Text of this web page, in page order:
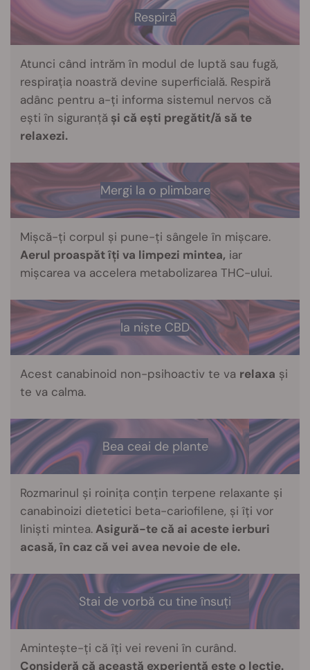
Respiră
Atunci când intrăm în modul de luptă sau fugă,
respirația noastră devine superficială. Respiră
adânc pentru a-ți informa sistemul nervos că
ești în siguranță și că ești pregătit/ă să te
relaxezi.
Mergi la o plimbare
Mișcă-ți corpul și pune-ți sângele în mișcare.
Aerul proaspăt îți va limpezi mintea, iar
mișcarea va accelera metabolizarea THC-ului.
Ia niște CBD
Acest canabinoid non-psihoactiv te va relaxa și
te va calma.
Bea ceai de plante
Rozmarinul și roinița conțin terpene relaxante și
canabinoizi dietetici beta-cariofilene, și îți vor
liniști mintea.Asigură-te că ai aceste ierburi
acasă, în caz că vei avea nevoie de ele.
Stai de vorbă cu tine însuți
Amintește-ți că îți vei reveni în curând.
Consideră că această experiență este o lecție.